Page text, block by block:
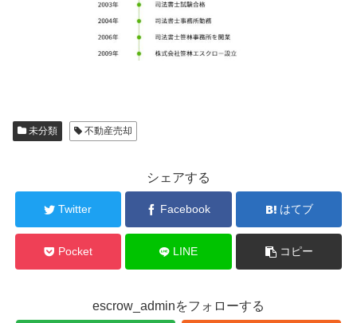
未分類 不動産売却
シェアする
Twitter Facebook はてブ
Pocket LINE コピー
escrow_adminをフォローする